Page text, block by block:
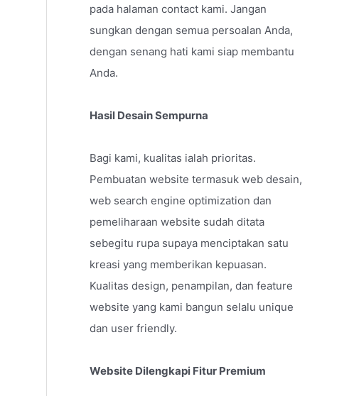
pada halaman contact kami. Jangan
sungkan dengan semua persoalan Anda,
dengan senang hati kami siap membantu
Anda.
Hasil Desain Sempurna
Bagi kami, kualitas ialah prioritas.
Pembuatan website termasuk web desain,
web search engine optimization dan
pemeliharaan website sudah ditata
sebegitu rupa supaya menciptakan satu
kreasi yang memberikan kepuasan.
Kualitas design, penampilan, dan feature
website yang kami bangun selalu unique
dan user friendly.
Website Dilengkapi Fitur Premium